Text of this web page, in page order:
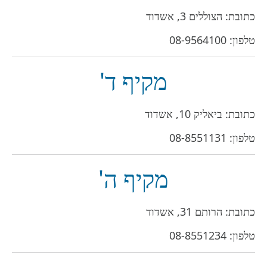
כתובת: הצוללים 3, אשדוד
טלפון: 08-9564100
מקיף ד'
כתובת: ביאליק 10, אשדוד
טלפון: 08-8551131
מקיף ה'
כתובת: הרותם 31, אשדוד
טלפון: 08-8551234